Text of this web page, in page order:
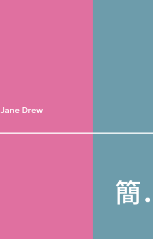
Jane Drew
簡